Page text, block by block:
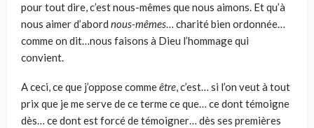
pour tout dire, c’est nous-mêmes que nous aimons. Et qu’à
nous aimer d’abord nous-mêmes… charité bien ordonnée…
comme on dit…nous faisons à Dieu l’hommage qui
convient.
A ceci, ce que j’oppose commeêtre, c’est… si l’on veut à tout
prix que je me serve de ce terme ce que… ce dont témoigne
dès… ce dont est forcé de témoigner… dès ses premières